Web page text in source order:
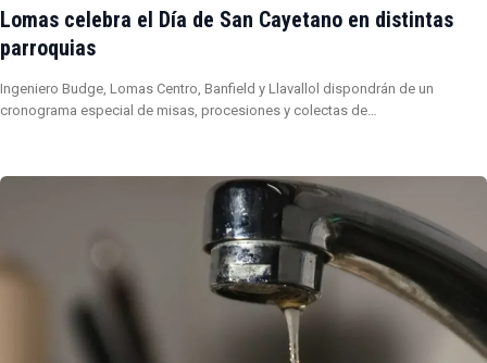
Lomas celebra el Día de San Cayetano en distintas
parroquias
Ingeniero Budge, Lomas Centro, Banfield y Llavallol dispondrán de un
cronograma especial de misas, procesiones y colectas de…